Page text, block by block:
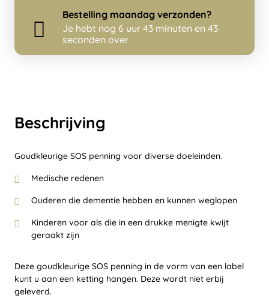
Beschrijving
Goudkleurige SOS penning voor diverse doeleinden.
Medische redenen
Ouderen die dementie hebben en kunnen weglopen
Kinderen voor als die in een drukke menigte kwijt
geraakt zijn
Deze goudkleurige SOS penning in de vorm van een label
kunt u aan een ketting hangen. Deze wordt niet erbij
geleverd.
Bestelling maandag verzonden?
Je hebt nog 6 uur 43 minuten en 43
seconden over